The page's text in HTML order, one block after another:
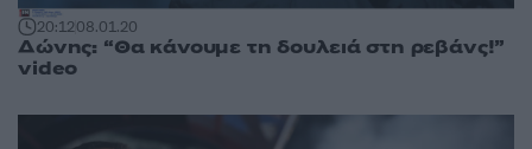
20:1208.01.20
Δώνης: “Θα κάνουμε τη δουλειά στη ρεβάνς!”
video